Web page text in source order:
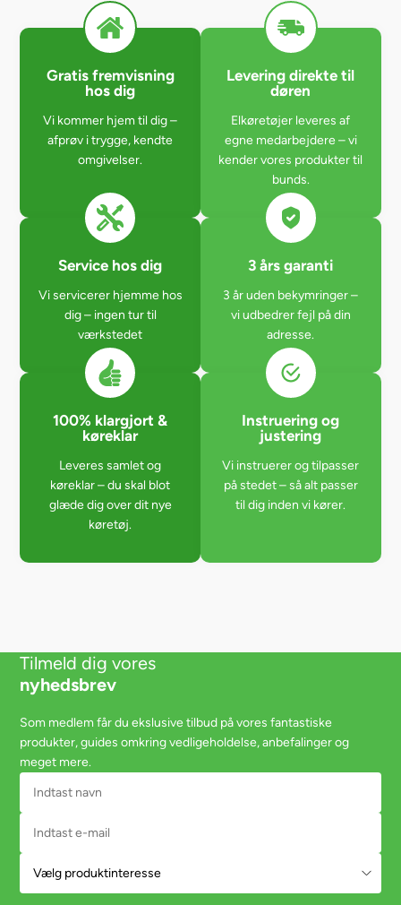
Gratis fremvisning
hos dig
Vi kommer hjem til dig –
afprøv i trygge, kendte
omgivelser.
Levering direkte til
døren
Elkøretøjer leveres af
egne medarbejdere – vi
kender vores produkter til
bunds.
Service hos dig
Vi servicerer hjemme hos
dig – ingen tur til
værkstedet
3 års garanti
3 år uden bekymringer –
vi udbedrer fejl på din
adresse.
100% klargjort &
køreklar
Leveres samlet og
køreklar – du skal blot
glæde dig over dit nye
køretøj.
Instruering og
justering
Vi instruerer og tilpasser
på stedet – så alt passer
til dig inden vi kører.
Tilmeld dig vores
nyhedsbrev
Som medlem får du ekslusive tilbud på vores fantastiske
produkter, guides omkring vedligeholdelse, anbefalinger og
meget mere.